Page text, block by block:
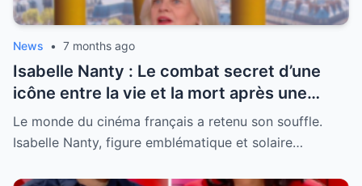
News • 7 months ago
Isabelle Nanty : Le combat secret d’une
icône entre la vie et la mort après une
hospitalisation critique
Le monde du cinéma français a retenu son souffle.
Isabelle Nanty, figure emblématique et solaire…